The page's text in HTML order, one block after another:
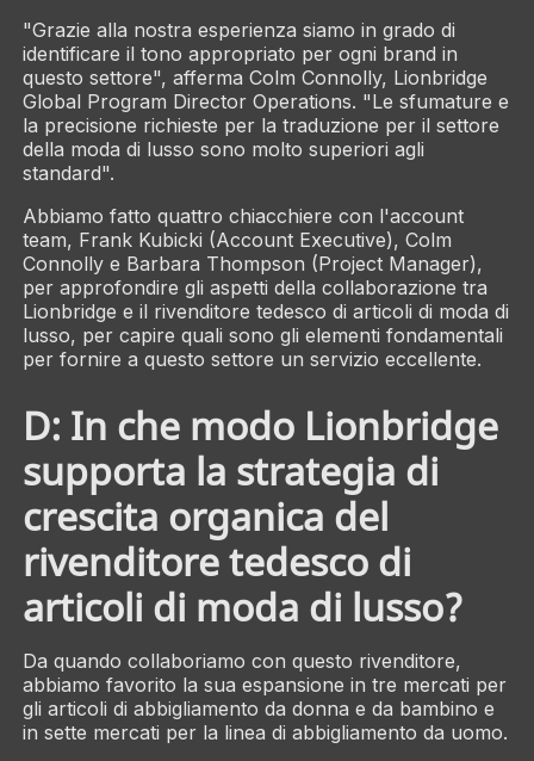
"Grazie alla nostra esperienza siamo in grado di
identificare il tono appropriato per ogni brand in
questo settore", afferma Colm Connolly, Lionbridge
Global Program Director Operations. "Le sfumature e
la precisione richieste per la traduzione per il settore
della moda di lusso sono molto superiori agli
standard".
Abbiamo fatto quattro chiacchiere con l'account
team, Frank Kubicki (Account Executive), Colm
Connolly e Barbara Thompson (Project Manager),
per approfondire gli aspetti della collaborazione tra
Lionbridge e il rivenditore tedesco di articoli di moda di
lusso, per capire quali sono gli elementi fondamentali
per fornire a questo settore un servizio eccellente.
D: In che modo Lionbridge
supporta la strategia di
crescita organica del
rivenditore tedesco di
articoli di moda di lusso?
Da quando collaboriamo con questo rivenditore,
abbiamo favorito la sua espansione in tre mercati per
gli articoli di abbigliamento da donna e da bambino e
in sette mercati per la linea di abbigliamento da uomo.